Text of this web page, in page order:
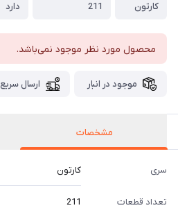
کارتون
211
دارد
محصول مورد نظر موجود نمی‌باشد.
موجود در انبار ارسال سریع
مشخصات
سری کارتون
تعداد قطعات 211